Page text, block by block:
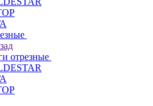
отрезные